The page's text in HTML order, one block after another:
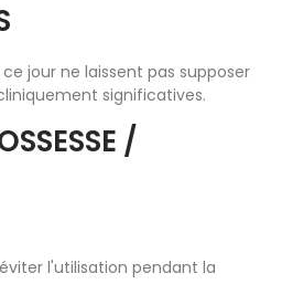
jour ne laissent pas supposer
significatives.
/
l'utilisation pendant la